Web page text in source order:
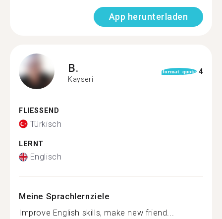
App herunterladen
B.
Kayseri
format_quote 4
FLIESSEND
Türkisch
LERNT
Englisch
Meine Sprachlernziele
Improve English skills, make new friend...